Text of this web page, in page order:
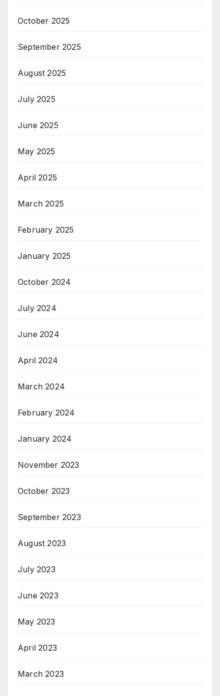
October 2025
September 2025
August 2025
July 2025
June 2025
May 2025
April 2025
March 2025
February 2025
January 2025
October 2024
July 2024
June 2024
April 2024
March 2024
February 2024
January 2024
November 2023
October 2023
September 2023
August 2023
July 2023
June 2023
May 2023
April 2023
March 2023